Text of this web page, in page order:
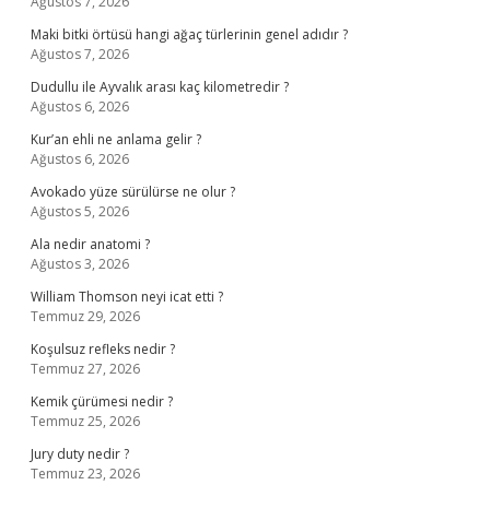
Maki bitki örtüsü hangi ağaç türlerinin genel adıdır ?
Ağustos 7, 2026
Dudullu ile Ayvalık arası kaç kilometredir ?
Ağustos 6, 2026
Kur’an ehli ne anlama gelir ?
Ağustos 6, 2026
Avokado yüze sürülürse ne olur ?
Ağustos 5, 2026
Ala nedir anatomi ?
Ağustos 3, 2026
William Thomson neyi icat etti ?
Temmuz 29, 2026
Koşulsuz refleks nedir ?
Temmuz 27, 2026
Kemik çürümesi nedir ?
Temmuz 25, 2026
Jury duty nedir ?
Temmuz 23, 2026